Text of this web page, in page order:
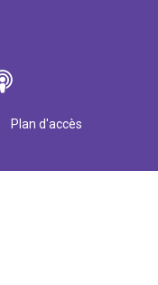
Plan d'accès